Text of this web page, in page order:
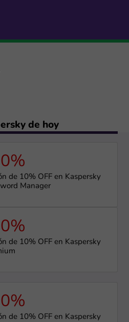
de hoy
de 10% OFF en Kaspersky
Manager
de 10% OFF en Kaspersky
de 10% OFF en Kaspersky